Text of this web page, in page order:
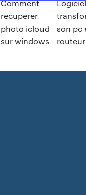
Comment
recuperer
photo icloud
sur windows
son pc